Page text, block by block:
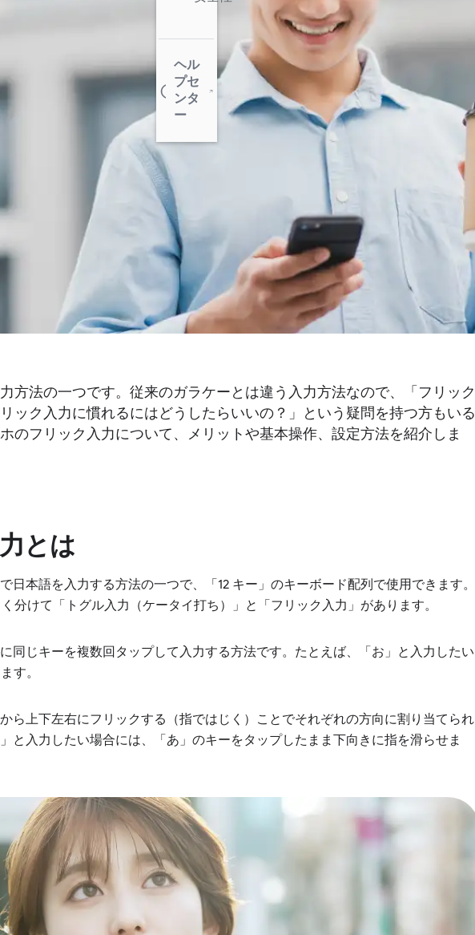
ヘル
プセ
ンタ
ー
方法の一つです。従来のガラケーとは違う入力方法なので、「フリック
ック入力に慣れるにはどうしたらいいの？」という疑問を持つ方もいる
のフリック入力について、メリットや基本操作、設定方法を紹介しま
とは
日本語を入力する方法の一つで、「12 キー」のキーボード配列で使用できます。
分けて「トグル入力（ケータイ打ち）」と「フリック入力」があります。
同じキーを複数回タップして入力する方法です。たとえば、「お」と入力したい
す。
ら上下左右にフリックする（指ではじく）ことでそれぞれの方向に割り当てられ
と入力したい場合には、「あ」のキーをタップしたまま下向きに指を滑らせま